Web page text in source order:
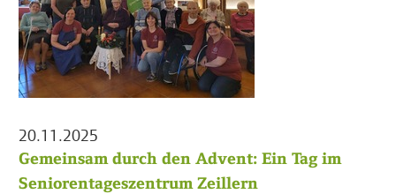
20.11.2025
Gemeinsam durch den Advent: Ein Tag im
Seniorentageszentrum Zeillern